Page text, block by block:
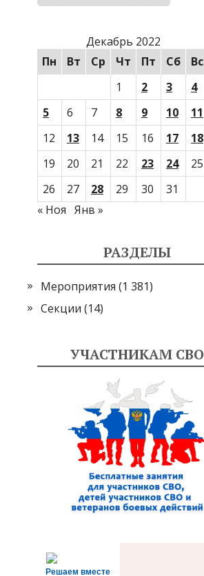
Декабрь 2022
Пн
Вт Ср Чт Пт Сб
Вс
1
2 3
4
5
6 7 8 9 10
11
12
13 14 15 16 17
18
19
20 21 22 23 24
25
26
27 28 29 30
31
« Ноя Янв »
РАЗДЕЛЫ
Мероприятия (1 381)
Секции (14)
УЧАСТНИКАМ СВО
Решаем вместе